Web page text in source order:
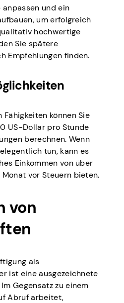
anpassen und ein
um erfolgreich
hochwertige
Sie spätere
Empfehlungen finden.
Fähigkeiten können Sie
US-Dollar pro Stunde
berechnen. Wenn
tun, kann es
Einkommen von über
vor Steuern bieten.
von
als
ist eine ausgezeichnete
Gegensatz zu einem
Abruf arbeitet,